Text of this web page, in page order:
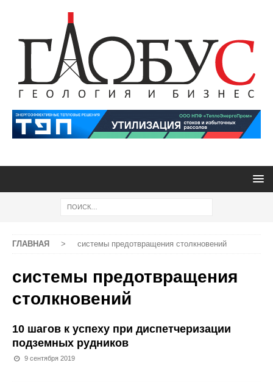
ГЛАВНАЯ > системы предотвращения столкновений
системы предотвращения
столкновений
10 шагов к успеху при диспетчеризации
подземных рудников
9 сентября 2019